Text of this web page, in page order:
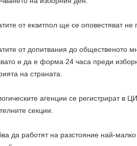
от екзитпол ще се оповестяват
от допитвания до общественото
и да е форма 24 часа преди
на страната.
агенции се регистрират в
секции.
да работят на разстояние най-